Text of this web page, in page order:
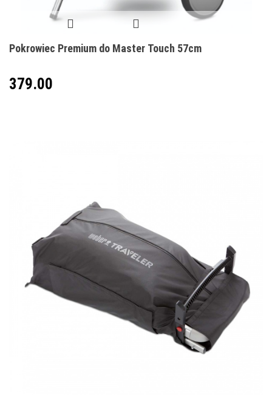
Pokrowiec Premium do Master Touch 57cm
379.00